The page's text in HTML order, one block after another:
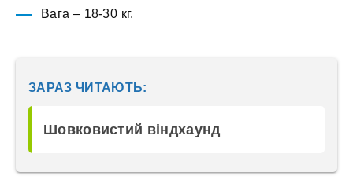
Вага – 18-30 кг.
ЗАРАЗ ЧИТАЮТЬ:
Шовковистий віндхаунд